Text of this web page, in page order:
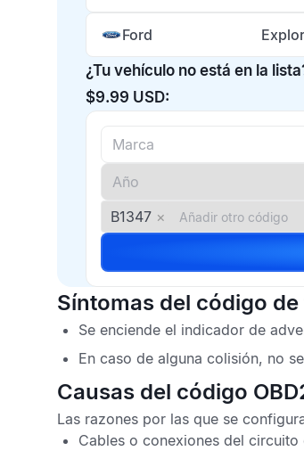
Ford
¿Tu vehículo no está en la
$9.99 USD:
B1347 ×
Síntomas del código de
Se enciende el indicador de
En caso de alguna colisión, no
Causas del código
Las razones por las que se
Cables o conexiones del circuito